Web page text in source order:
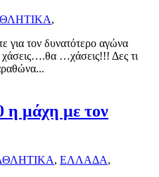
,
για τον δυνατότερο αγώνα
χάσεις….θα …χάσεις!!! Δες τι
η μάχη με τον
, ΕΛΛΑΔΑ,